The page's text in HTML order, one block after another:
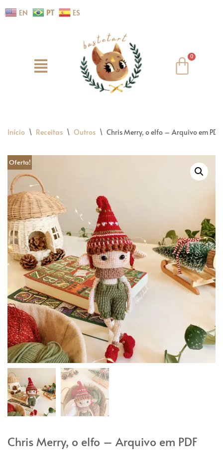
conteúdo
EN PT ES
Início \ Receitas \ Outros \ Chris Merry, o elfo – Arquivo em PDF
Oferta!
Chris Merry, o elfo – Arquivo em PDF